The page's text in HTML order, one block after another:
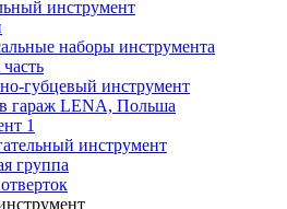
инструмент
наборы инструмента
губцевый инструмент
гараж LENA, Польша
1
инструмент
группа